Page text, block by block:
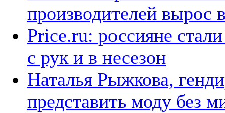
производителей вырос
Price.ru: россияне
с рук и в несезон
Наталья Рыжкова,
представить моду без